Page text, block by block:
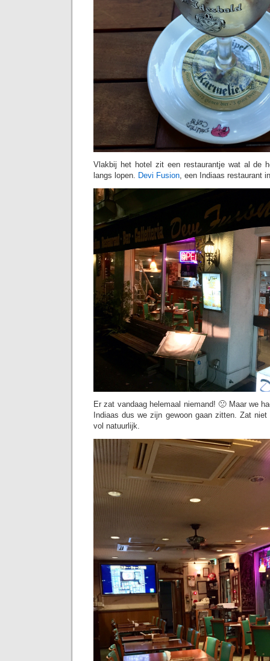
Vlakbij het hotel zit een restaurantje wat al de
langs lopen. Devi Fusion , een Indiaas restaurant
Er zat vandaag helemaal niemand! 🙁 Maar we
Indiaas dus we zijn gewoon gaan zitten. Zat
vol natuurlijk.